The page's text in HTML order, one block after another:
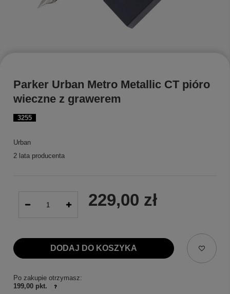
3255
Parker Urban Metro Metallic CT pióro
wieczne z grawerem
Urban
2 lata producenta
229,00 zł
DODAJ DO KOSZYKA
Po zakupie otrzymasz:
199,00 pkt.